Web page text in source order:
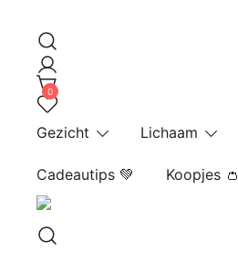
inhoud0
Gezicht Lichaam
Cadeautips 💚 Koopjes 👛